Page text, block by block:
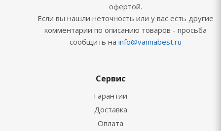
офертой.
Если вы нашли неточность или у вас есть другие
комментарии по описанию товаров - просьба
сообщить на info@vannabest.ru
Сервис
Гарантии
Доставка
Оплата